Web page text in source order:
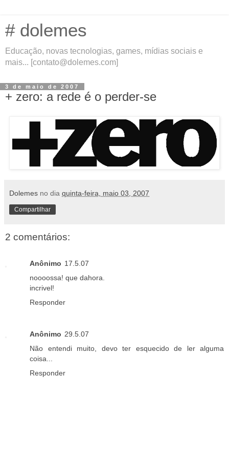
# dolemes
Educação, novas tecnologias, games, mídias sociais e
mais... [contato@dolemes.com]
3 de maio de 2007
+ zero: a rede é o perder-se
Dolemes no dia quinta-feira, maio 03, 2007
Compartilhar
2 comentários:
Anônimo 17.5.07
noooossa! que dahora.
incrivel!
Responder
Anônimo 29.5.07
Não entendi muito, devo ter esquecido de ler alguma
coisa...
Responder